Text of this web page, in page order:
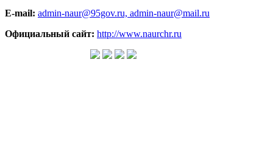
E-mail: admin-naur@95gov.ru, admin-naur@mail.ru
Официальный сайт: http://www.naurchr.ru